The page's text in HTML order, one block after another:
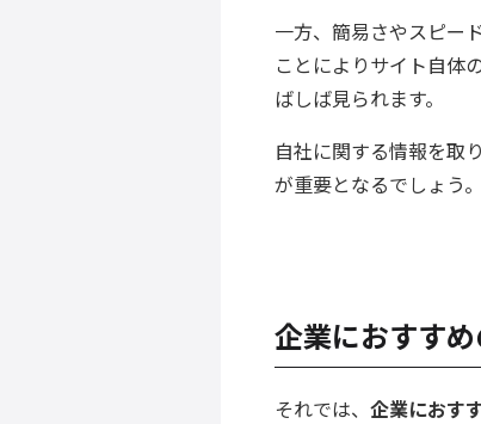
一方、簡易さやスピー
ことによりサイト自体
ばしば見られます。
自社に関する情報を取
が重要となるでしょう。
企業におすす
それでは、 企業におす